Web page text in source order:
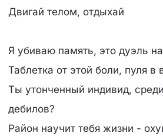
Двигай телом, отдыхай
Я убиваю память, это дуэль
Таблетка от этой боли, пуля в
Ты утонченный индивид,
дебилов?
Район научит тебя жизни -